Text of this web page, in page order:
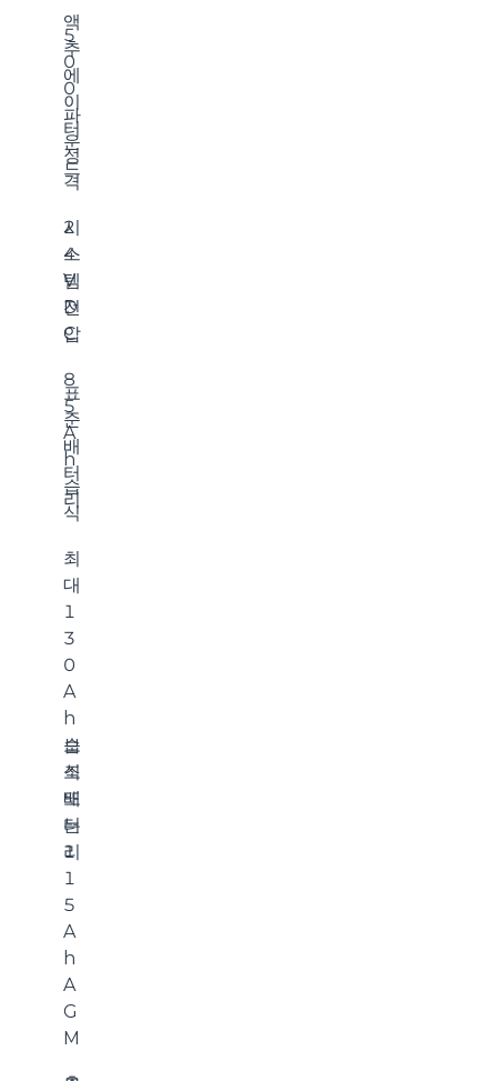
액
추
에
이
터
정
격
5
0
0
파
운
드
시
스
템
전
압
2
4
V
D
C
표
준
배
터
리
8
5
A
h
습
식
보
조
배
터
리
최
대
1
3
0
A
h
습
식
또
는
1
1
5
A
h
A
G
M